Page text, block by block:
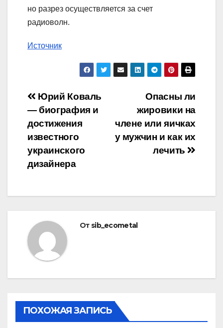
но разрез осуществляется за счет
радиоволн.
Источник
Навигация
по
записям
Опасны ли
жировики на
члене или яичках
у мужчин и как их
лечить
Юрий Коваль
— биография и
достижения
известного
украинского
дизайнера
От sib_ecometal
ПОХОЖАЯ ЗАПИСЬ